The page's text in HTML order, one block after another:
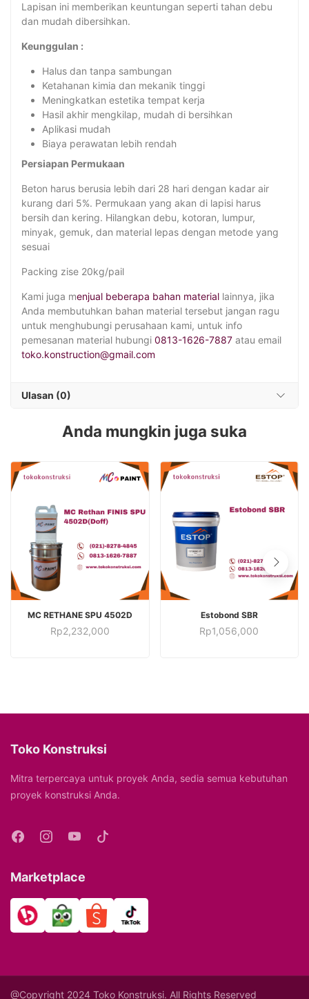
Lapisan ini memberikan keuntungan seperti tahan debu
dan mudah dibersihkan.
Keunggulan :
Halus dan tanpa sambungan
Ketahanan kimia dan mekanik tinggi
Meningkatkan estetika tempat kerja
Hasil akhir mengkilap, mudah di bersihkan
Aplikasi mudah
Biaya perawatan lebih rendah
Persiapan Permukaan
Beton harus berusia lebih dari 28 hari dengan kadar air
kurang dari 5%. Permukaan yang akan di lapisi harus
bersih dan kering. Hilangkan debu, kotoran, lumpur,
minyak, gemuk, dan material lepas dengan metode yang
sesuai
Packing zise 20kg/pail
Kami juga menjual beberapa bahan material lainnya, jika
Anda membutuhkan bahan material tersebut jangan ragu
untuk menghubungi perusahaan kami, untuk info
pemesanan material hubungi 0813-1626-7887 atau email
toko.konstruction@gmail.com
Ulasan (0)
Anda mungkin juga suka
TAMBAH KE KERANJANG
MC RETHANE SPU 4502D
Rp2,232,000
TAMBAH KE KERANJANG
Estobond SBR
Rp1,056,000
Toko Konstruksi
Mitra terpercaya untuk proyek Anda, sedia semua kebutuhan
proyek konstruksi Anda.
Marketplace
@Copyright 2024 Toko Konstruksi. All Rights Reserved